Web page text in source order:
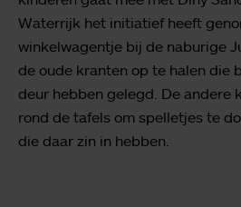
Waterrijk het initiatief heeft
winkelwagentje bij de naburige
de oude kranten op te halen die
deur hebben gelegd. De andere
rond de tafels om spelletjes te
die daar zin in hebben.